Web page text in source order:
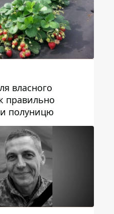
власного
правильно
полуницю